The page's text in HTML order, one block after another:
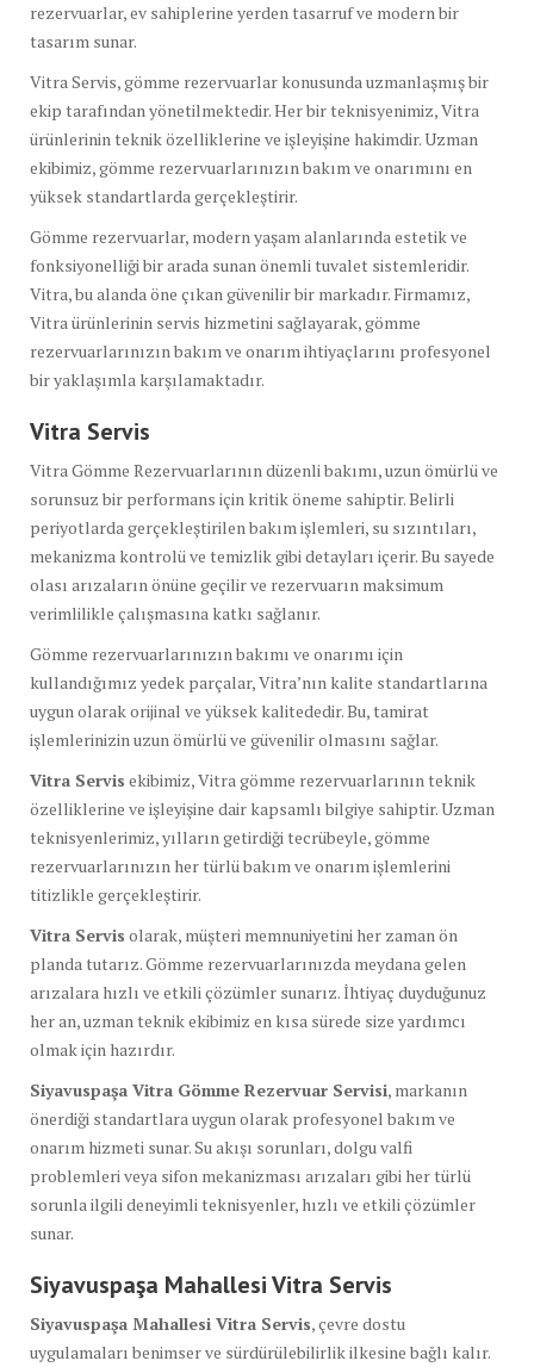
rezervuarlar, ev sahiplerine yerden tasarruf ve modern bir
tasarım sunar.
Vitra Servis, gömme rezervuarlar konusunda uzmanlaşmış bir
ekip tarafından yönetilmektedir. Her bir teknisyenimiz, Vitra
ürünlerinin teknik özelliklerine ve işleyişine hakimdir. Uzman
ekibimiz, gömme rezervuarlarınızın bakım ve onarımını en
yüksek standartlarda gerçekleştirir.
Gömme rezervuarlar, modern yaşam alanlarında estetik ve
fonksiyonelliği bir arada sunan önemli tuvalet sistemleridir.
Vitra, bu alanda öne çıkan güvenilir bir markadır. Firmamız,
Vitra ürünlerinin servis hizmetini sağlayarak, gömme
rezervuarlarınızın bakım ve onarım ihtiyaçlarını profesyonel
bir yaklaşımla karşılamaktadır.
Vitra Servis
Vitra Gömme Rezervuarlarının düzenli bakımı, uzun ömürlü ve
sorunsuz bir performans için kritik öneme sahiptir. Belirli
periyotlarda gerçekleştirilen bakım işlemleri, su sızıntıları,
mekanizma kontrolü ve temizlik gibi detayları içerir. Bu sayede
olası arızaların önüne geçilir ve rezervuarın maksimum
verimlilikle çalışmasına katkı sağlanır.
Gömme rezervuarlarınızın bakımı ve onarımı için
kullandığımız yedek parçalar, Vitra’nın kalite standartlarına
uygun olarak orijinal ve yüksek kalitededir. Bu, tamirat
işlemlerinizin uzun ömürlü ve güvenilir olmasını sağlar.
Vitra Servis ekibimiz, Vitra gömme rezervuarlarının teknik
özelliklerine ve işleyişine dair kapsamlı bilgiye sahiptir. Uzman
teknisyenlerimiz, yılların getirdiği tecrübeyle, gömme
rezervuarlarınızın her türlü bakım ve onarım işlemlerini
titizlikle gerçekleştirir.
Vitra Servis olarak, müşteri memnuniyetini her zaman ön
planda tutarız. Gömme rezervuarlarınızda meydana gelen
arızalara hızlı ve etkili çözümler sunarız. İhtiyaç duyduğunuz
her an, uzman teknik ekibimiz en kısa sürede size yardımcı
olmak için hazırdır.
Siyavuspaşa Vitra Gömme Rezervuar Servisi, markanın
önerdiği standartlara uygun olarak profesyonel bakım ve
onarım hizmeti sunar. Su akışı sorunları, dolgu valfi
problemleri veya sifon mekanizması arızaları gibi her türlü
sorunla ilgili deneyimli teknisyenler, hızlı ve etkili çözümler
sunar.
Siyavuspaşa Mahallesi Vitra Servis
Siyavuspaşa Mahallesi Vitra Servis, çevre dostu
uygulamaları benimser ve sürdürülebilirlik ilkesine bağlı kalır.